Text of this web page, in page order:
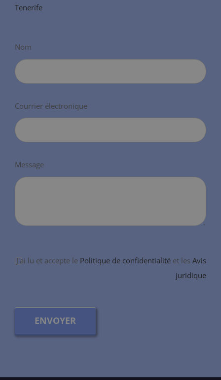
Tenerife
Nom
Courrier électronique
Message
J'ai lu et accepte le Politique de confidentialité et lesAvis
juridique
ENVOYER